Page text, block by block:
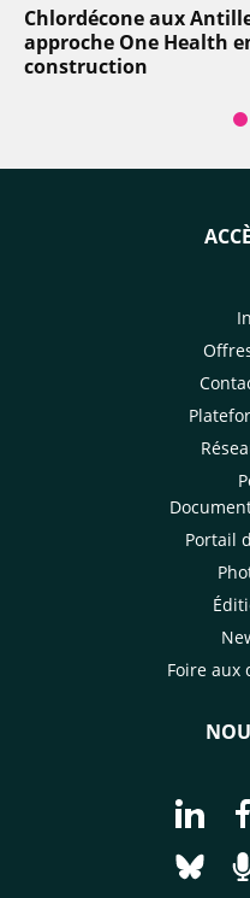
Chlordécone aux
approche One Health
construction
Portail
Foire aux
Aller
Aller